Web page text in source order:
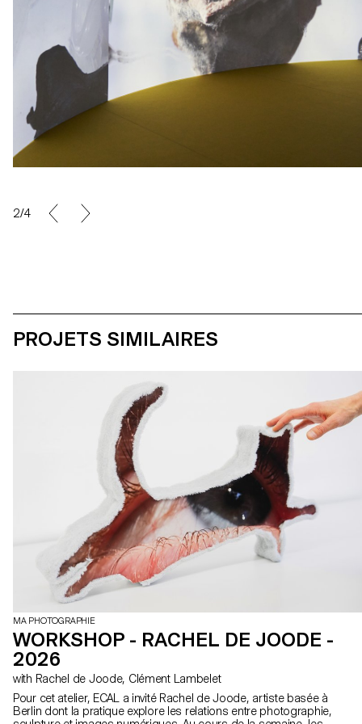
2/4
PROJETS SIMILAIRES
MA PHOTOGRAPHIE
WORKSHOP - RACHEL DE JOODE -
2026
with Rachel de Joode, Clément Lambelet
Pour cet atelier, ECAL a invité Rachel de Joode, artiste basée à
Berlin dont la pratique explore les relations entre photographie,